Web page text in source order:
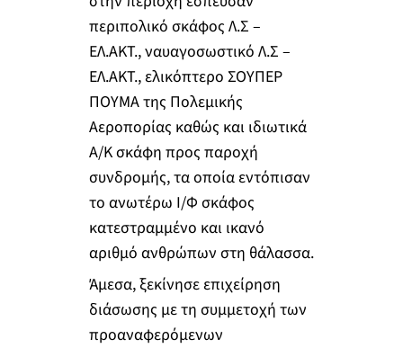
περιπολικό σκάφος Λ.Σ –
ΕΛ.ΑΚΤ., ναυαγοσωστικό Λ.Σ –
ΕΛ.ΑΚΤ., ελικόπτερο ΣΟΥΠΕΡ
ΠΟΥΜΑ της Πολεμικής
Αεροπορίας καθώς και ιδιωτικά
Α/Κ σκάφη προς παροχή
συνδρομής, τα οποία εντόπισαν
το ανωτέρω Ι/Φ σκάφος
κατεστραμμένο και ικανό
αριθμό ανθρώπων στη θάλασσα.
Άμεσα, ξεκίνησε επιχείρηση
διάσωσης με τη συμμετοχή των
προαναφερόμενων